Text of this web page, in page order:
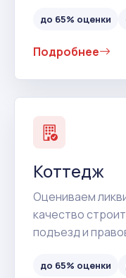
до 65% оценки
Подробнее
Коттедж
Оцениваем
качество
подъезд и
до 65% оценки